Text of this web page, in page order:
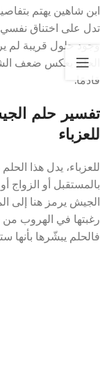
ابن شاهين يهتم
تدل على اختناق
وجود حلول قريبة لم
الحلم يعكس ضعف
قادمًا.
تفسير حلم
للعزباء
للعزباء، يدل هذا
بالمستقبل أو الزواج
الجيش يرمز هنا إلى
رغبتها في الهروب من
فالحلم يبشّرها بأنها